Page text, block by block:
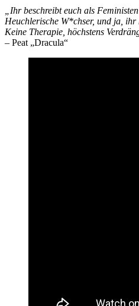
„Ihr beschreibt euch als
Heuchlerische W*chser, und ja, ihr
Keine Therapie, höchstens
– Peat „Dracula“